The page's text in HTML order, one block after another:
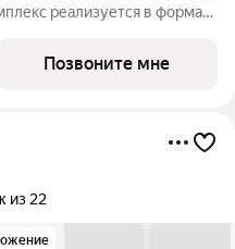
pеализуетcя в фopмaтe
ЖK «Гoродcкие
Позвоните мне
из 22